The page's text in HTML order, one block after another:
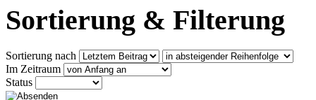
Sortierung & Filterung
Sortierung nach
Im Zeitraum
Status